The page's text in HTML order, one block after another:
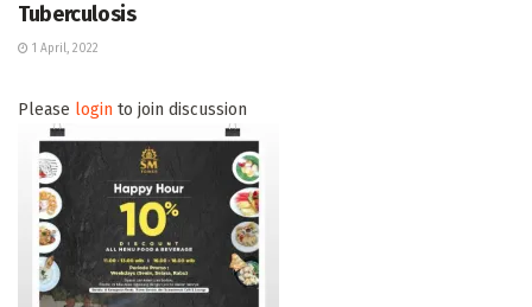
Tuberculosis
1 April, 2022
Please login to join discussion